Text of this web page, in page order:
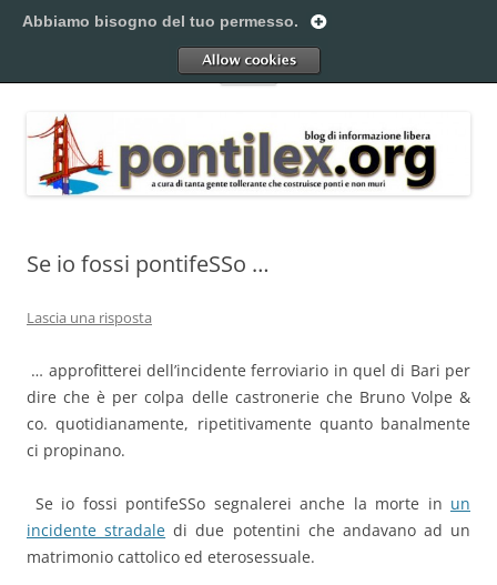
al
Pontilex
Menu
Se io fossi pontifeSSo …
Lascia una risposta
… approfitterei dell’incidente ferroviario in quel di Bari per
dire che è per colpa delle castronerie che Bruno Volpe &
co. quotidianamente, ripetitivamente quanto banalmente
ci propinano.
Se io fossi pontifeSSo segnalerei anche la morte in un
incidente stradale di due potentini che andavano ad un
matrimonio cattolico ed eterosessuale.
Abbiamo bisogno del tuo permesso.